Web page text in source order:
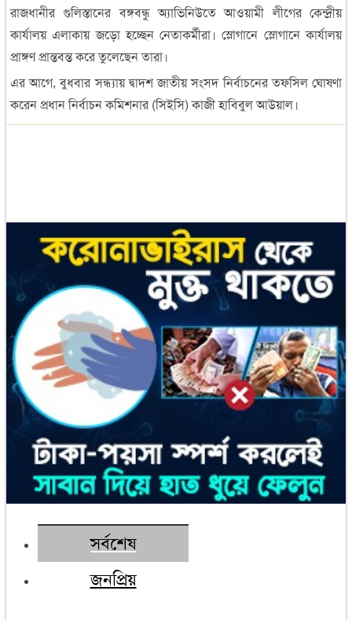
রাজধানীর গুলিস্তানের বঙ্গবন্ধু অ্যাভিনিউতে আওয়ামী লীগের কেন্দ্রীয়
কার্যালয় এলাকায় জড়ো হচ্ছেন নেতাকর্মীরা। স্লোগা‌নে স্লোগা‌নে কার্যালয়
প্রাঙ্গণ প্রান্তবন্ত ক‌রে তু‌লে‌ছেন তারা।
এর আগে, বুধবার সন্ধ্যায় দ্বাদশ জাতীয় সংসদ নির্বাচনের তফসিল ঘোষণা
করেন প্রধান নির্বাচন কমিশনার (সিইসি) কাজী হাবিবুল আউয়াল।
সর্বশেষ
জনপ্রিয়